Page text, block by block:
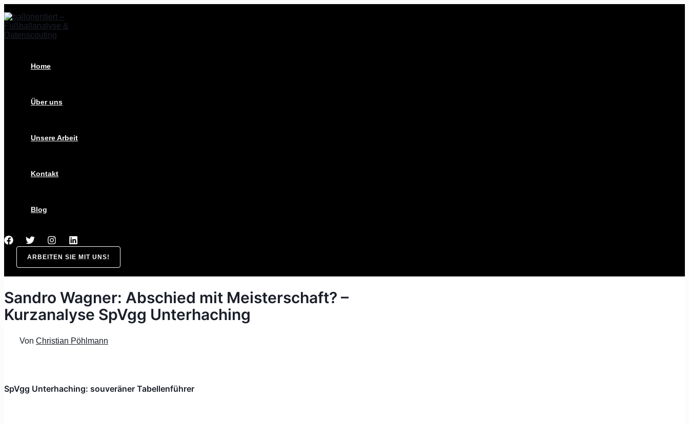
Zum
Inhalt
springen
Home
Über uns
Unsere Arbeit
Kontakt
Blog
ARBEITEN SIE MIT UNS!
Sandro Wagner: Abschied mit Meisterschaft? –
Kurzanalyse SpVgg Unterhaching
Von Christian Pöhlmann
SpVgg Unterhaching: souveräner Tabellenführer
Post
navigation